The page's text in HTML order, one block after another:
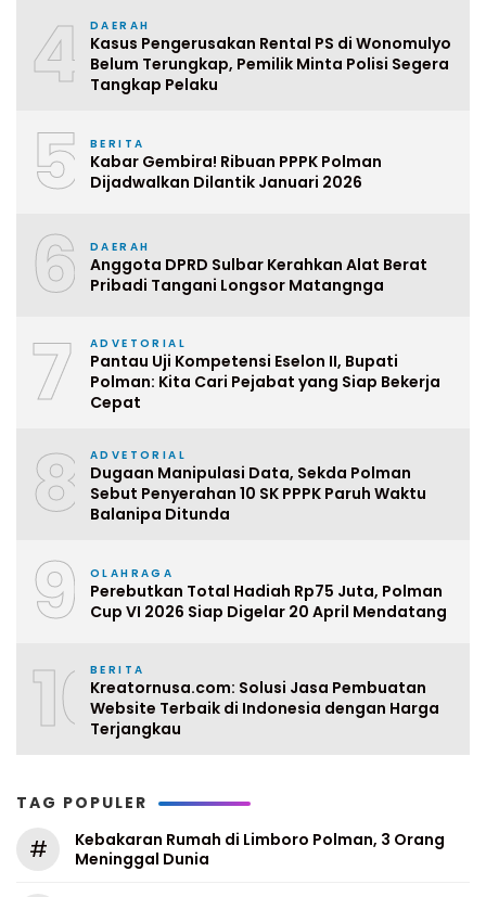
4 DAERAH
Kasus Pengerusakan Rental PS di Wonomulyo
Belum Terungkap, Pemilik Minta Polisi Segera
Tangkap Pelaku
5 BERITA
Kabar Gembira! Ribuan PPPK Polman
Dijadwalkan Dilantik Januari 2026
6 DAERAH
Anggota DPRD Sulbar Kerahkan Alat Berat
Pribadi Tangani Longsor Matangnga
7 ADVETORIAL
Pantau Uji Kompetensi Eselon II, Bupati
Polman: Kita Cari Pejabat yang Siap Bekerja
Cepat
8 ADVETORIAL
Dugaan Manipulasi Data, Sekda Polman
Sebut Penyerahan 10 SK PPPK Paruh Waktu
Balanipa Ditunda
9 OLAHRAGA
Perebutkan Total Hadiah Rp75 Juta, Polman
Cup VI 2026 Siap Digelar 20 April Mendatang
10BERITA
Kreatornusa.com: Solusi Jasa Pembuatan
Website Terbaik di Indonesia dengan Harga
Terjangkau
TAG POPULER
#
Kebakaran Rumah di Limboro Polman, 3 Orang
Meninggal Dunia